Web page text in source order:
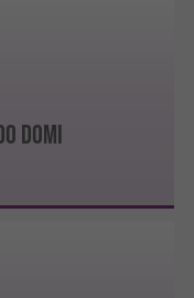
Domi